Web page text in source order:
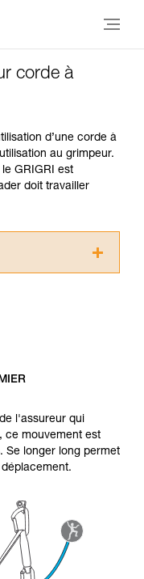
corde à
d’une corde à
au grimpeur.
le GRIGRI est
doit travailler
pour
une
à refaire
sécurité, avant
de techniques
l'assureur qui
ce mouvement est
Se longer long permet